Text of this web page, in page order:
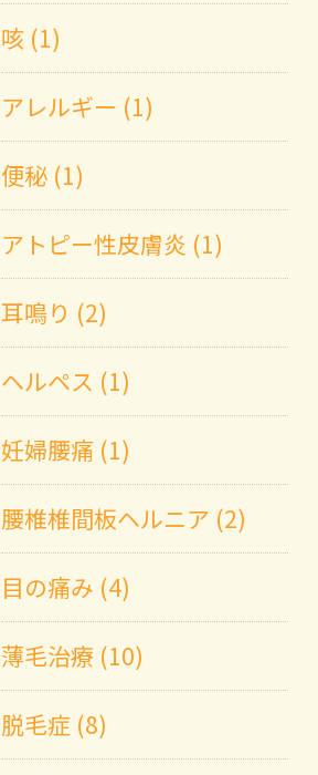
咳 (1)
アレルギー (1)
便秘 (1)
アトピー性皮膚炎 (1)
耳鳴り (2)
ヘルペス (1)
妊婦腰痛 (1)
腰椎椎間板ヘルニア (2)
目の痛み (4)
薄毛治療 (10)
脱毛症 (8)